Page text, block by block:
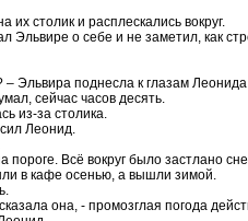
их столик и расплескались вокруг.
Эльвире о себе и не заметил, как
Эльвира поднесла к глазам Леонида
сейчас часов десять.
из-за столика.
Леонид.
Всё вокруг было застлано
в кафе осенью, а вышли зимой.
она, - промозглая погода